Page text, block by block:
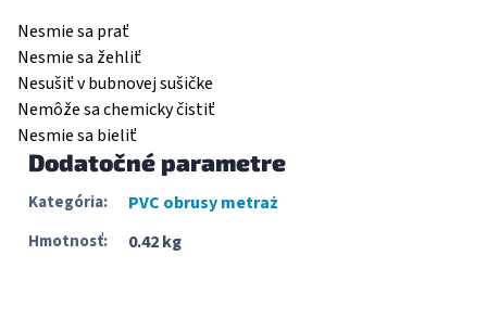
Nesmie sa prať
Nesmie sa žehliť
Nesušiť v bubnovej sušičke
Nemôže sa chemicky čistiť
Nesmie sa bieliť
Dodatočné parametre
Kategória: PVC obrusy metraż
Hmotnosť: 0.42 kg